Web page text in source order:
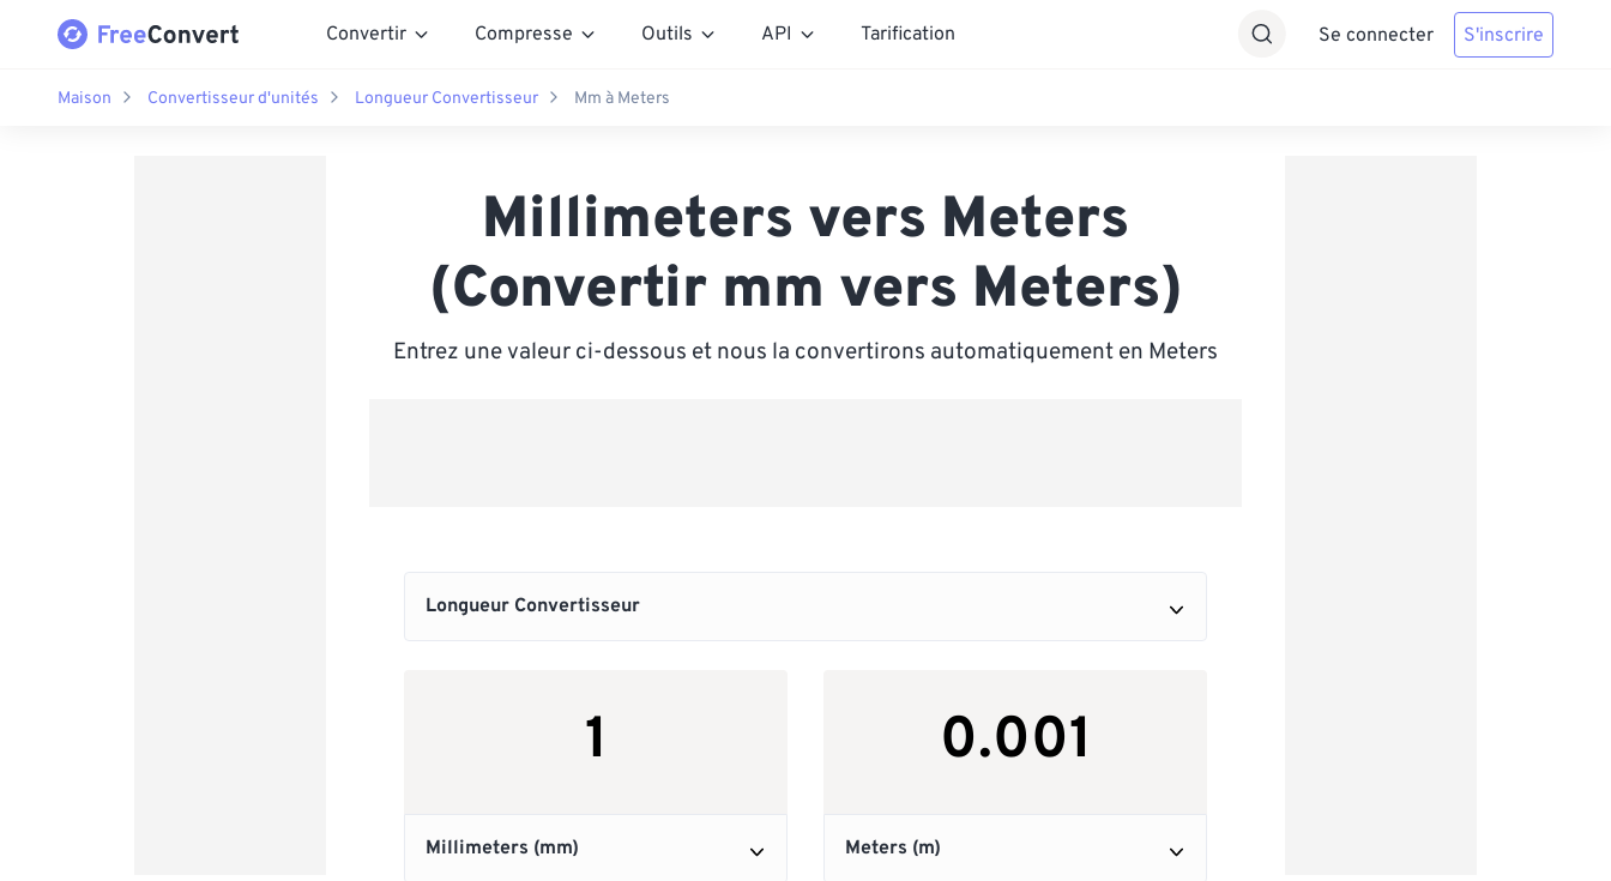
Convertir Compresse Outils API Tarification Se connecter S'inscrire
Maison Convertisseur d'unités Longueur Convertisseur Mm à Meters
Millimeters vers Meters
(Convertir mm vers Meters)
Entrez une valeur ci-dessous et nous la convertirons automatiquement en Meters